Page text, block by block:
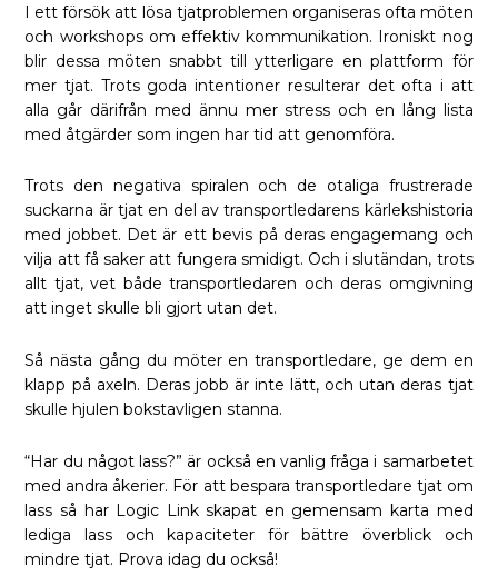
I ett försök att lösa tjatproblemen organiseras ofta möten
och workshops om effektiv kommunikation. Ironiskt nog
blir dessa möten snabbt till ytterligare en plattform för
mer tjat. Trots goda intentioner resulterar det ofta i att
alla går därifrån med ännu mer stress och en lång lista
med åtgärder som ingen har tid att genomföra.
Trots den negativa spiralen och de otaliga frustrerade
suckarna är tjat en del av transportledarens kärlekshistoria
med jobbet. Det är ett bevis på deras engagemang och
vilja att få saker att fungera smidigt. Och i slutändan, trots
allt tjat, vet både transportledaren och deras omgivning
att inget skulle bli gjort utan det.
Så nästa gång du möter en transportledare, ge dem en
klapp på axeln. Deras jobb är inte lätt, och utan deras tjat
skulle hjulen bokstavligen stanna.
“Har du något lass?” är också en vanlig fråga i samarbetet
med andra åkerier. För att bespara transportledare tjat om
lass så har Logic Link skapat en gemensam karta med
lediga lass och kapaciteter för bättre överblick och
mindre tjat. Prova idag du också!